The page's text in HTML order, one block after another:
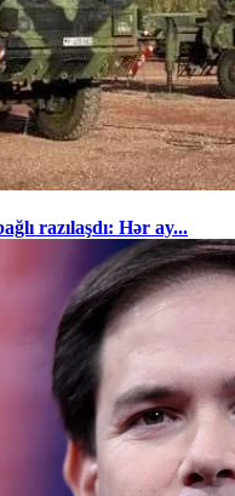
razılaşdı: Hər ay...